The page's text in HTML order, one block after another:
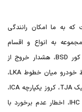
که به ما امکان رانندگی
داد. این مجموعه به انواع و اقسام
BSD، هشدار خروج از
خودرو میان خطوطLKA،
TJA، کروز یکپارچهICA،
IHC، اخطار عدم برخورد با